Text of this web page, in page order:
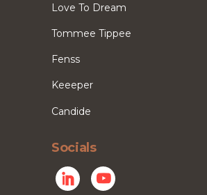
Love To Dream
Tommee Tippee
Fenss
Keeeper
Candide
Socials